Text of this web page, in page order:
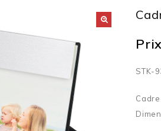
STK-